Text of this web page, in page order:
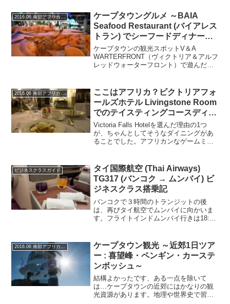
ルマトゥイに就航しているのはアシアナ
航空のみなのでソウル...
2016.06 南部アフリカの旅
ケープタウングルメ ～BAIA
Seafood Restaurant (バイアレス
トラン) でシーフードディナー
2016～
ケープタウンの観光スポットV＆A
WARTERFRONT（ヴィクトリア＆アルフ
レッドウォーターフロント）で遊んだ後
にしました。敷地内には他にも良さそう
なシーフード...
2016.06 南部アフリカの旅
ここはアフリカ？ビクトリアフォ
ールズホテル Livingstone Room
でのテイスティングコースディナ
ー
Victoria Falls Hotelを選んだ理由の1つ
が、ちゃんとしてそうなダイニングがあ
ることでした。アフリカンなゲームミー
り計6食そうした料理...
ビジネスクラスガイド
タイ国際航空 (Thai Airways)
TG317 (バンコク → ムンバイ) ビ
ジネスクラス搭乗記
バンコクで３時間のトランジットの後
は、再びタイ航空でムンバイに向かいま
す。フライトインドムンバイ行きは18:55
日本とインドは、3時間30分の時差があ
り、日本時間...
ケープタウン観光 ～近郊1日ツア
ー : 喜望峰・ペンギン・カーステ
ンボッシュ～
結構よかったです、ある一点を除いて
は…ケープタウンの近郊にはかなりの観
光資源があります。地理や世界史で習っ